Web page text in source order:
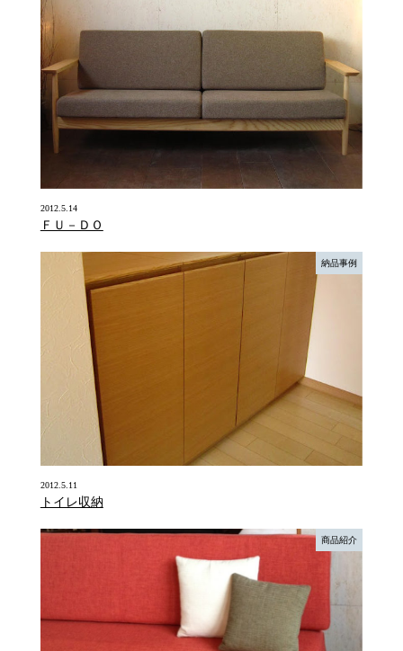
2012.5.14
ＦＵ－ＤＯ
納品事例
2012.5.11
トイレ収納
商品紹介